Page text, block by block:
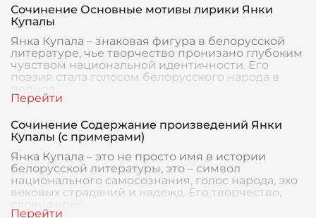
Сочинение Основные мотивы лирики Янки
Купалы
Янка Купала – знаковая фигура в белорусской
литературе, чье творчество пронизано глубоким
чувством национальной идентичности. Его
поэзия стала голосом белорусского народа в
Сочинение Содержание произведений Янки
Купалы (с примерами)
Янка Купала – это не просто имя в истории
белорусской литературы, это – символ
национального самосознания, голос народа, эхо
вековых страданий и надежд. Его творчество,